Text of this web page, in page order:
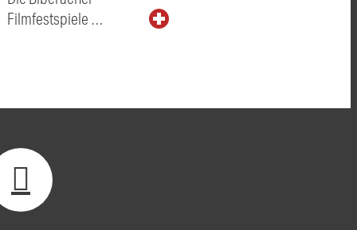
Filmfestspiele …